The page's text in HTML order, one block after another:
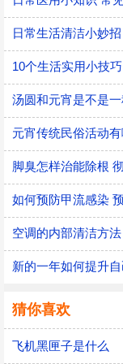
脚臭怎样治能除根
如何预防甲流感染
空调的内部清洁方
猜你喜欢
飞机黑匣子是什么